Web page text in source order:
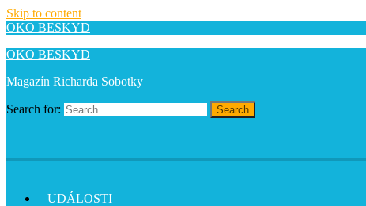
Skip to content
OKO BESKYD
OKO BESKYD
Magazín Richarda Sobotky
Search for: Search
UDÁLOSTI